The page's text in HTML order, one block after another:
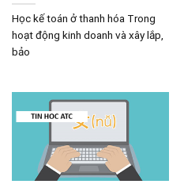
Học kế toán ở thanh hóa Trong
hoạt động kinh doanh và xây lắp,
bảo